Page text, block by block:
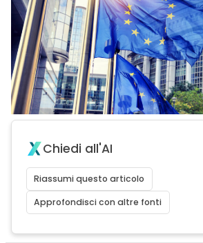
Chiedi all'AI
Riassumi questo articolo
Approfondisci con altre fonti